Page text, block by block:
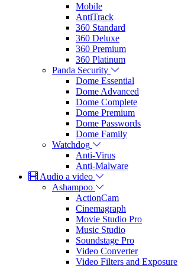
Mobile
AntiTrack
360 Standard
360 Deluxe
360 Premium
360 Platinum
Panda Security
Dome Essential
Dome Advanced
Dome Complete
Dome Premium
Dome Passwords
Dome Family
Watchdog
Anti-Virus
Anti-Malware
Audio a video
Ashampoo
ActionCam
Cinemagraph
Movie Studio Pro
Music Studio
Soundstage Pro
Video Converter
Video Filters and Exposure